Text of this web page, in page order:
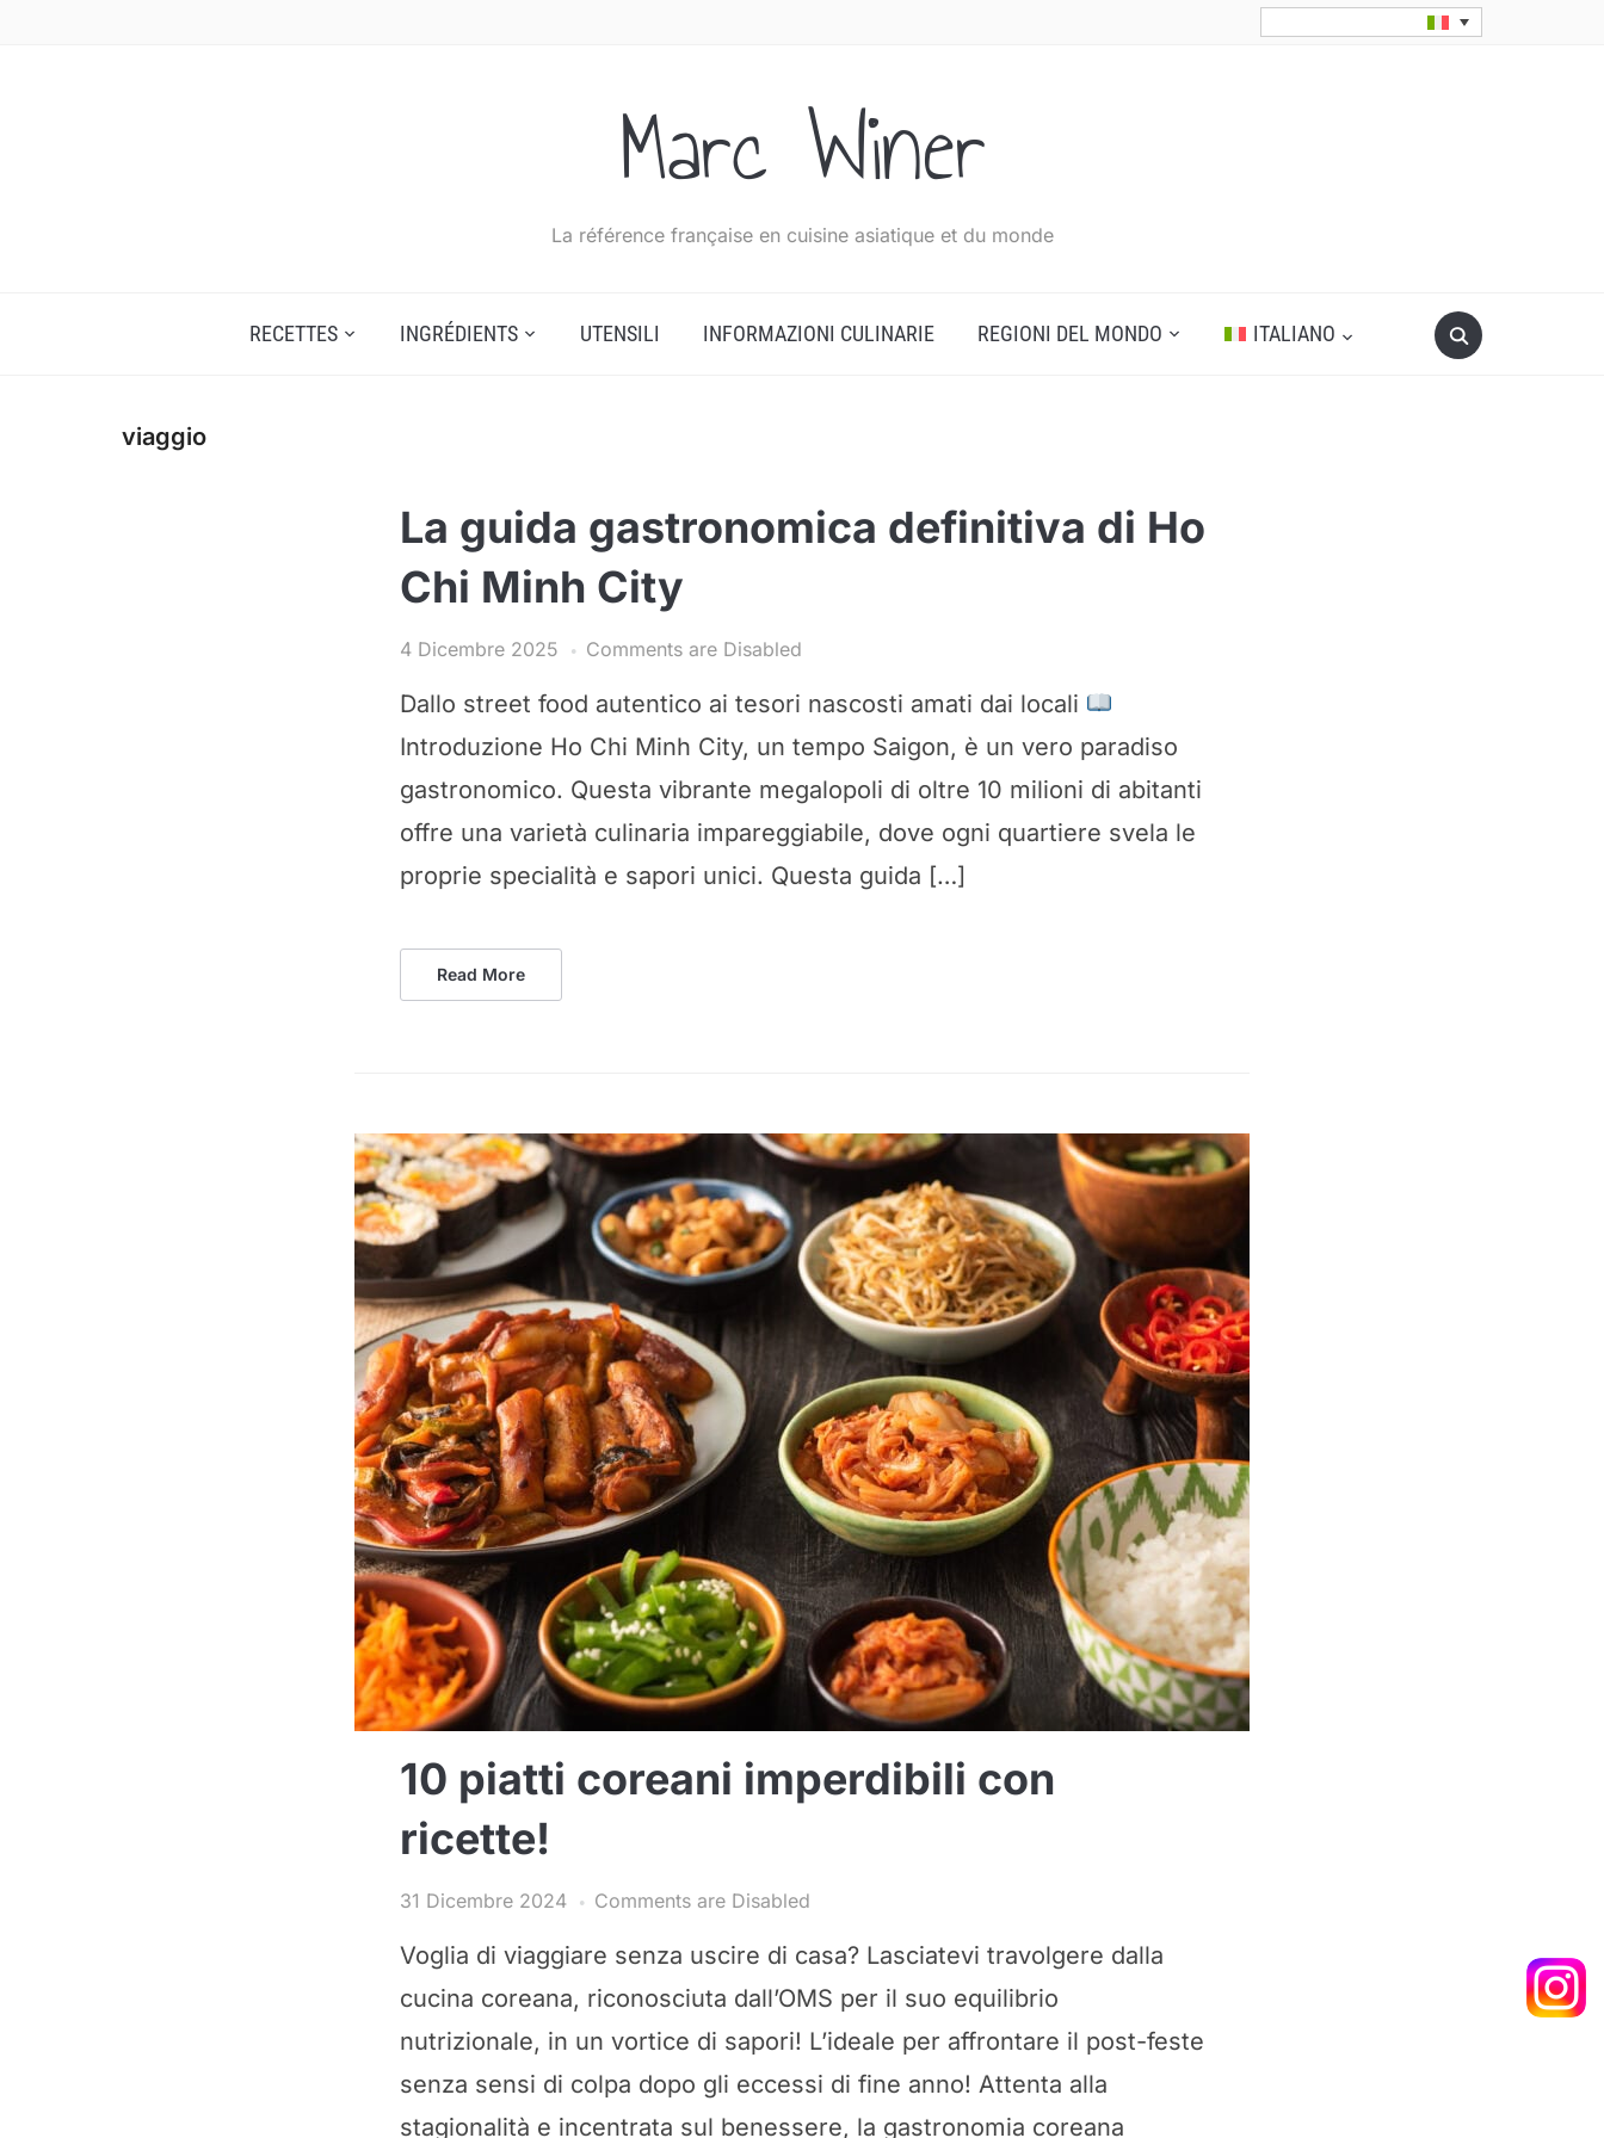
Marc Winer
La référence française en cuisine asiatique et du monde
Search
for:
RECETTES INGRÉDIENTS UTENSILI INFORMAZIONI CULINARIE REGIONI DEL MONDO ITALIANO
viaggio
La guida gastronomica definitiva di Ho
Chi Minh City
4 Dicembre 2025 Comments are Disabled
Dallo street food autentico ai tesori nascosti amati dai locali
Introduzione Ho Chi Minh City, un tempo Saigon, è un vero paradiso
gastronomico. Questa vibrante megalopoli di oltre 10 milioni di abitanti
offre una varietà culinaria impareggiabile, dove ogni quartiere svela le
proprie specialità e sapori unici. Questa guida […]
Read More
10 piatti coreani imperdibili con
ricette!
31 Dicembre 2024 Comments are Disabled
Voglia di viaggiare senza uscire di casa? Lasciatevi travolgere dalla
cucina coreana, riconosciuta dall’OMS per il suo equilibrio
nutrizionale, in un vortice di sapori! L’ideale per affrontare il post-feste
senza sensi di colpa dopo gli eccessi di fine anno! Attenta alla
stagionalità e incentrata sul benessere, la gastronomia coreana